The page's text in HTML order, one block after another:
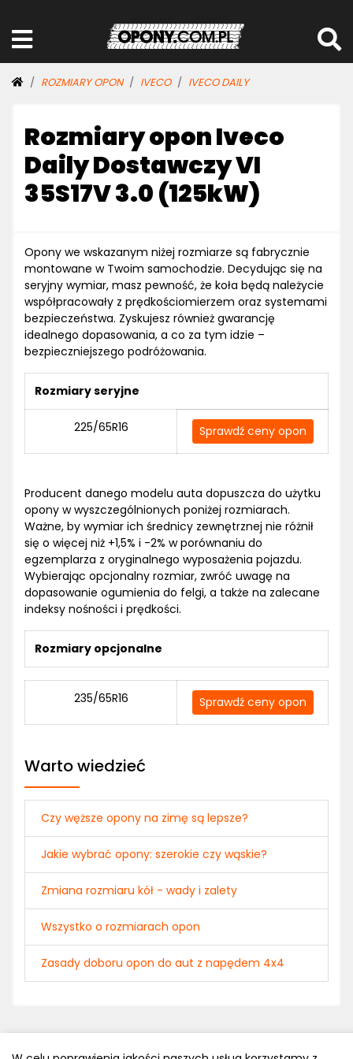
ROZMIARY OPON IVECO IVECO DAILY
Rozmiary opon Iveco
Daily Dostawczy VI
35S17V 3.0 (125kW)
Opony we wskazanym niżej rozmiarze są fabrycznie
montowane w Twoim samochodzie. Decydując się na
seryjny wymiar, masz pewność, że koła będą należycie
współpracowały z prędkościomierzem oraz systemami
bezpieczeństwa. Zyskujesz również gwarancję
idealnego dopasowania, a co za tym idzie –
bezpieczniejszego podróżowania.
Rozmiary seryjne
225/65R16 Sprawdź ceny opon
Producent danego modelu auta dopuszcza do użytku
opony w wyszczególnionych poniżej rozmiarach.
Ważne, by wymiar ich średnicy zewnętrznej nie różnił
się o więcej niż +1,5% i -2% w porównaniu do
egzemplarza z oryginalnego wyposażenia pojazdu.
Wybierając opcjonalny rozmiar, zwróć uwagę na
dopasowanie ogumienia do felgi, a także na zalecane
indeksy nośności i prędkości.
Rozmiary opcjonalne
235/65R16 Sprawdź ceny opon
Warto wiedzieć
Czy węższe opony na zimę są lepsze?
Jakie wybrać opony: szerokie czy wąskie?
Zmiana rozmiaru kół - wady i zalety
Wszystko o rozmiarach opon
Zasady doboru opon do aut z napędem 4x4